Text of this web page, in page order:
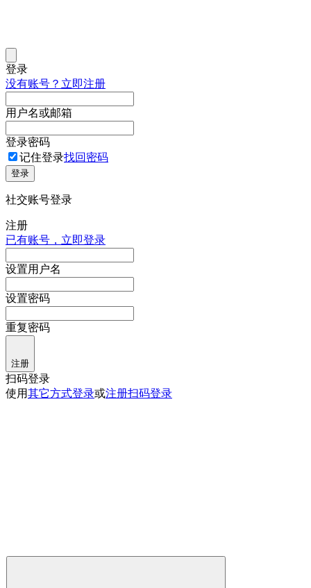
登录
没有账号？立即注册
用户名或邮箱
登录密码
记住登录找回密码
登录
社交账号登录
注册
已有账号，立即登录
设置用户名
设置密码
重复密码
注册
扫码登录
使用其它方式登录或注册扫码登录